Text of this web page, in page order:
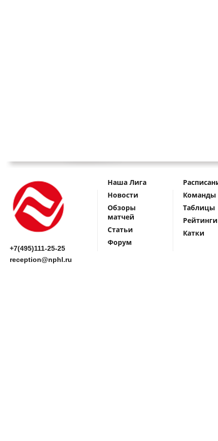
+7(495)111-25-25
reception@nphl.ru
Наша Лига
Новости
Обзоры
матчей
Статьи
Форум
Команды
Таблицы
Рейтинги
Катки